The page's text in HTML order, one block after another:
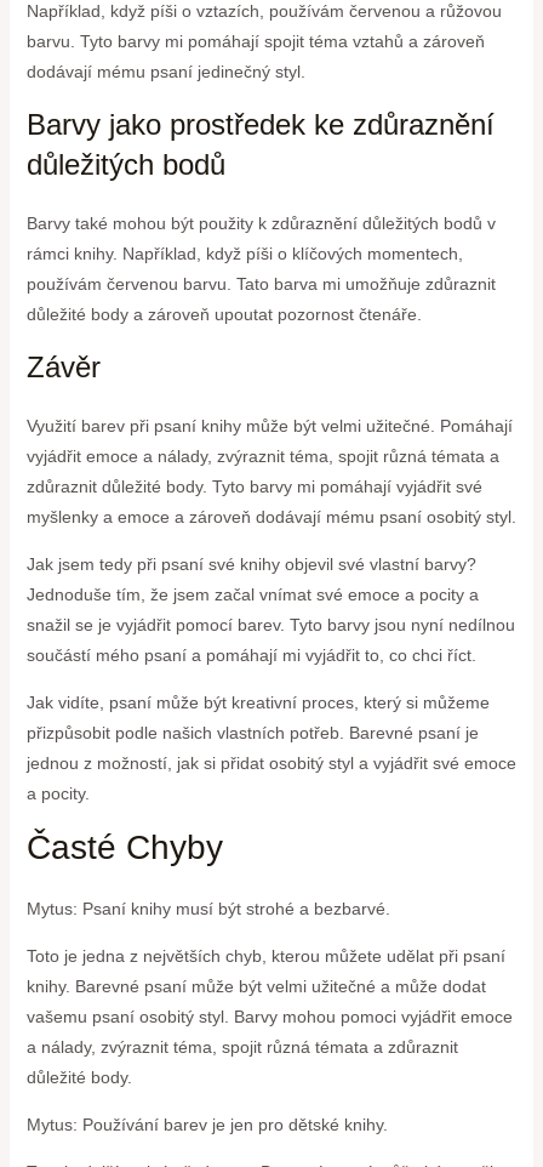
Například, když píši o vztazích, používám červenou a růžovou
barvu. Tyto barvy mi pomáhají spojit téma vztahů a zároveň
dodávají mému psaní jedinečný styl.
Barvy jako prostředek ke zdůraznění
důležitých bodů
Barvy také mohou být použity k zdůraznění důležitých bodů v
rámci knihy. Například, když píši o klíčových momentech,
používám červenou barvu. Tato barva mi umožňuje zdůraznit
důležité body a zároveň upoutat pozornost čtenáře.
Závěr
Využití barev při psaní knihy může být velmi užitečné. Pomáhají
vyjádřit emoce a nálady, zvýraznit téma, spojit různá témata a
zdůraznit důležité body. Tyto barvy mi pomáhají vyjádřit své
myšlenky a emoce a zároveň dodávají mému psaní osobitý styl.
Jak jsem tedy při psaní své knihy objevil své vlastní barvy?
Jednoduše tím, že jsem začal vnímat své emoce a pocity a
snažil se je vyjádřit pomocí barev. Tyto barvy jsou nyní nedílnou
součástí mého psaní a pomáhají mi vyjádřit to, co chci říct.
Jak vidíte, psaní může být kreativní proces, který si můžeme
přizpůsobit podle našich vlastních potřeb. Barevné psaní je
jednou z možností, jak si přidat osobitý styl a vyjádřit své emoce
a pocity.
Časté Chyby
Mytus: Psaní knihy musí být strohé a bezbarvé.
Toto je jedna z největších chyb, kterou můžete udělat při psaní
knihy. Barevné psaní může být velmi užitečné a může dodat
vašemu psaní osobitý styl. Barvy mohou pomoci vyjádřit emoce
a nálady, zvýraznit téma, spojit různá témata a zdůraznit
důležité body.
Mytus: Používání barev je jen pro dětské knihy.